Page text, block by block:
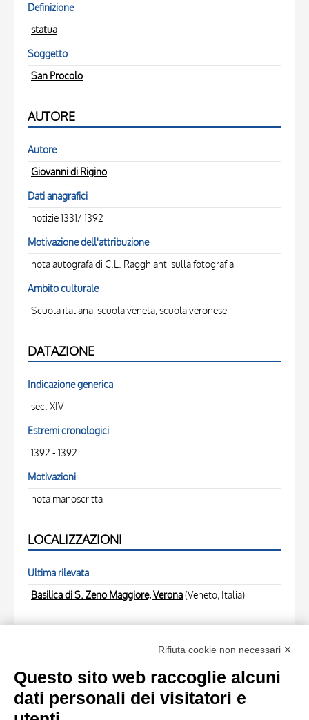
Definizione
statua
Soggetto
San Procolo
AUTORE
Autore
Giovanni di Rigino
Dati anagrafici
notizie 1331/ 1392
Motivazione dell'attribuzione
nota autografa di C.L. Ragghianti sulla fotografia
Ambito culturale
Scuola italiana, scuola veneta, scuola veronese
DATAZIONE
Indicazione generica
sec. XIV
Estremi cronologici
1392 - 1392
Motivazioni
nota manoscritta
LOCALIZZAZIONI
Ultima rilevata
Basilica di S. Zeno Maggiore, Verona(Veneto, Italia)
Anonimo , S. Zeno - Statua di S. Procolo - 1392 - firmata
da M. Giovanni di Rigino
Rifiuta cookie non necessari ✕
Questo sito web raccoglie alcuni
dati personali dei visitatori e